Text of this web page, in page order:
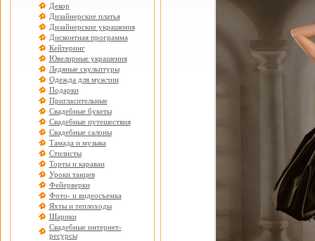
Декор
Дизайнерские платья
Дизайнерские украшения
Дисконтная программа
Кейтеринг
Ювелирные украшения
Ледяные скульптуры
Одежда для мужчин
Подарки
Пригласительные
Свадебные букеты
Свадебные путешествия
Свадебные салоны
Тамада и музыка
Стилисты
Торты и караваи
Уроки танцев
Фейерверки
Фото- и видеосъемка
Яхты и теплоходы
Шарики
Свадебные интернет-
ресурсы